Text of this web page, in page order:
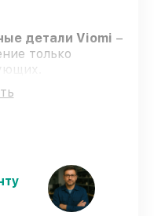
детали Viomi –
только
что
– ремонт робота-
Cleaner S9
– все